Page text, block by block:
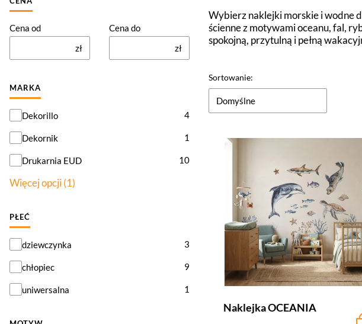
Cena od
zł
Cena do
zł
MARKA
Marka
Dekorillo 4
Dekornik 1
Drukarnia EUD 10
Więcej opcji (1)
PŁEĆ
Płećdziewczynka 3
chłopiec 9
uniwersalna 1
Wybierz naklejki morskie i wodne
ścienne z motywami oceanu, fal,
spokojną, przytulną i pełną
Lista produktów
Sortowanie:
Domyślne
Naklejka OCEANIA